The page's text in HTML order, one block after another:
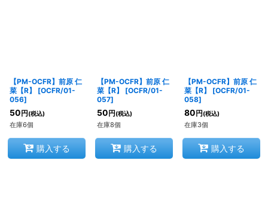
【PM-OCFR】前原 仁
菜【R】
[OCFR/01-
056]
50 円 (税込)
在庫6個
購入する
【PM-OCFR】前原 仁
菜【R】
[OCFR/01-
057]
50 円 (税込)
在庫8個
購入する
【PM-OCFR】前原 仁
菜【R】
[OCFR/01-
058]
80 円 (税込)
在庫3個
購入する